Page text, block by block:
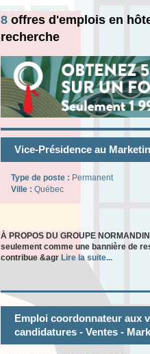
8 offres d'emplois en
recherche
Vice-Présidence au
Type de poste : Permanent
Ville : Québec
À PROPOS DU GROUPE
seulement comme une bannière de
contribue &agrLire la suite...
Emploi coordonnateur aux
candidatures - Ventes -